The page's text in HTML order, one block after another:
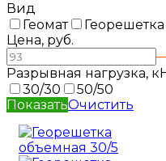
Вид
Геомат
Георешетка
Цена, руб.
Разрывная нагрузка,
30/30
50/50
ПоказатьОчистить